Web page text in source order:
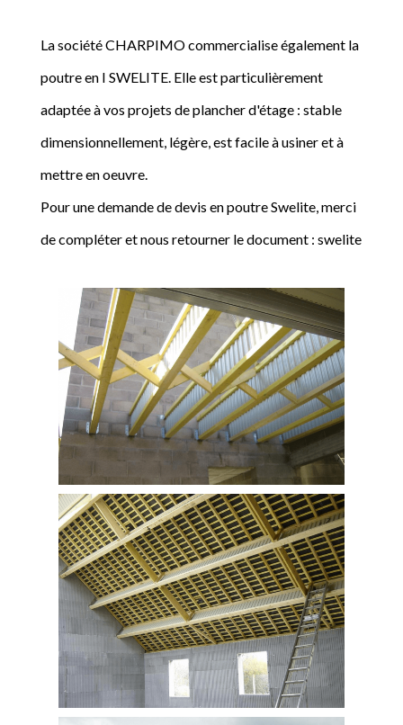
La société CHARPIMO commercialise également la
poutre en I SWELITE. Elle est particulièrement
adaptée à vos projets de plancher d'étage : stable
dimensionnellement, légère, est facile à usiner et à
mettre en oeuvre.
Pour une demande de devis en poutre Swelite, merci
de compléter et nous retourner le document : swelite